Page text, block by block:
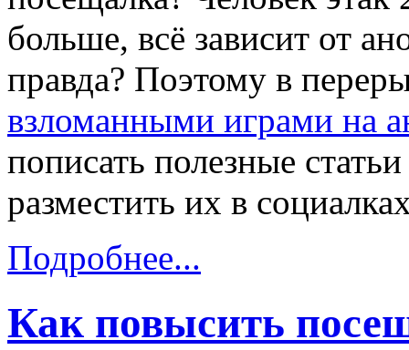
больше, всё зависит от
правда? Поэтому в
взломанными играми на
пописать полезные
разместить их в
Подробнее...
Как повысить